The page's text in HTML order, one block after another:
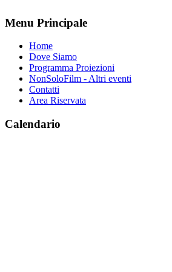
Menu Principale
Home
Dove Siamo
Programma Proiezioni
NonSoloFilm - Altri eventi
Contatti
Area Riservata
Calendario